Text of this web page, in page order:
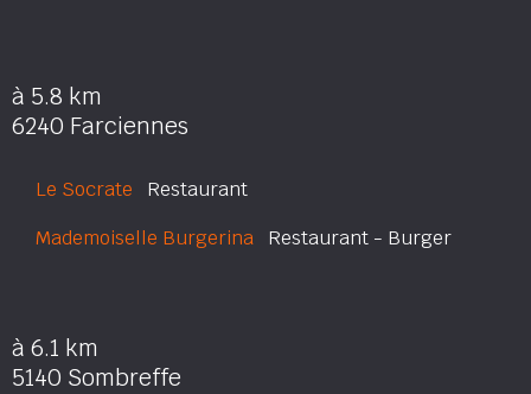
à 5.8 km
6240 Farciennes
Le Socrate Restaurant
Mademoiselle Burgerina Restaurant - Burger
à 6.1 km
5140 Sombreffe